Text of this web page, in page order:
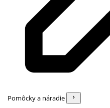
Pomôcky a náradie